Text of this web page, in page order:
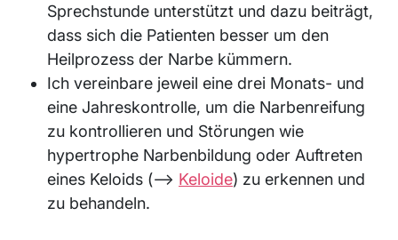
Sprechstunde unterstützt und dazu beiträgt,
dass sich die Patienten besser um den
Heilprozess der Narbe kümmern.
Ich vereinbare jeweil eine drei Monats- und
eine Jahreskontrolle, um die Narbenreifung
zu kontrollieren und Störungen wie
hypertrophe Narbenbildung oder Auftreten
eines Keloids (⟶ Keloide) zu erkennen und
zu behandeln.